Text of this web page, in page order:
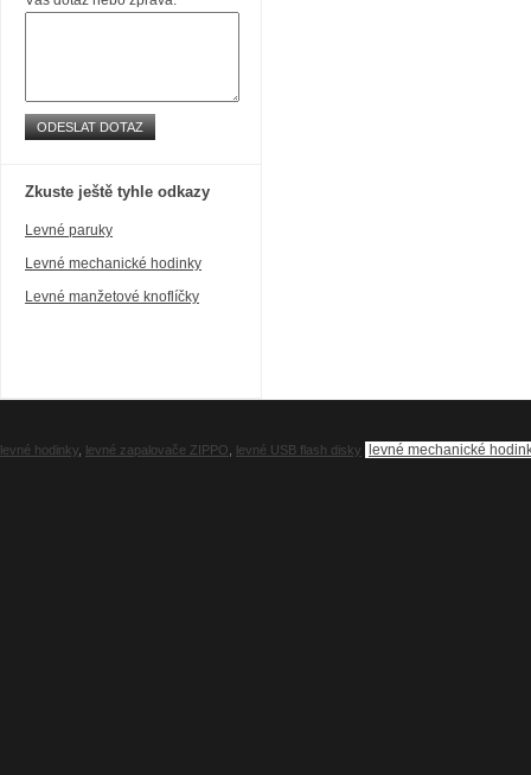
ODESLAT DOTAZ
Zkuste ještě tyhle odkazy
Levné paruky
Levné mechanické hodinky
Levné manžetové knoflíčky
levné hodinky levné zapalovače ZIPPO levné USB flash disky levné mechanické